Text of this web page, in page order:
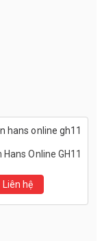
Hans Online GH11
Liên hệ